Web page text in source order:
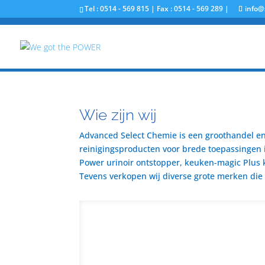
Tel : 0514 - 569 815 | Fax : 0514 - 569 289 |
Wie zijn wij
Advanced Select Chemie is een groothandel
reinigingsproducten voor brede
Power urinoir ontstopper, keuken-magic
Tevens verkopen wij diverse grote merken